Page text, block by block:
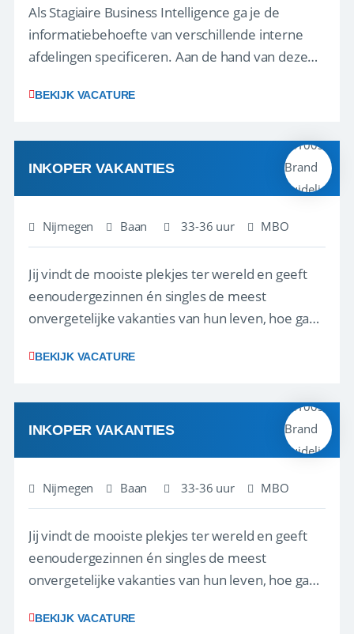
Als Stagiaire Business Intelligence ga je de
informatiebehoefte van verschillende interne
afdelingen specificeren. Aan de hand van deze
adviezen, rapportages en dashboards
producten ontwikkel je door middel van de data
uit ons datawa...
BEKIJK VACATURE
INKOPER VAKANTIES
Nijmegen Baan 33-36 uur MBO
Jij vindt de mooiste plekjes ter wereld en geeft
eenoudergezinnen én singles de meest
onvergetelijke vakanties van hun leven, hoe gaaf
net zo goed thuis is in een onderhandeling als op
in Europa? Dan is dit jouw kans. A...
BEKIJK VACATURE
INKOPER VAKANTIES
Nijmegen Baan 33-36 uur MBO
Jij vindt de mooiste plekjes ter wereld en geeft
eenoudergezinnen én singles de meest
onvergetelijke vakanties van hun leven, hoe gaaf
net zo goed thuis is in een onderhandeling als op
BEKIJK VACATURE